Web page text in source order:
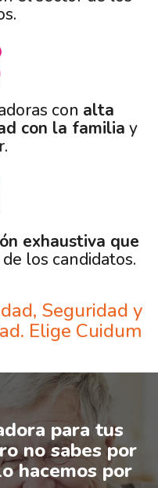
con alta
con la familia y
exhaustiva que
de los candidatos.
Seguridad y
Elige Cuidum
para tus
no sabes por
hacemos por